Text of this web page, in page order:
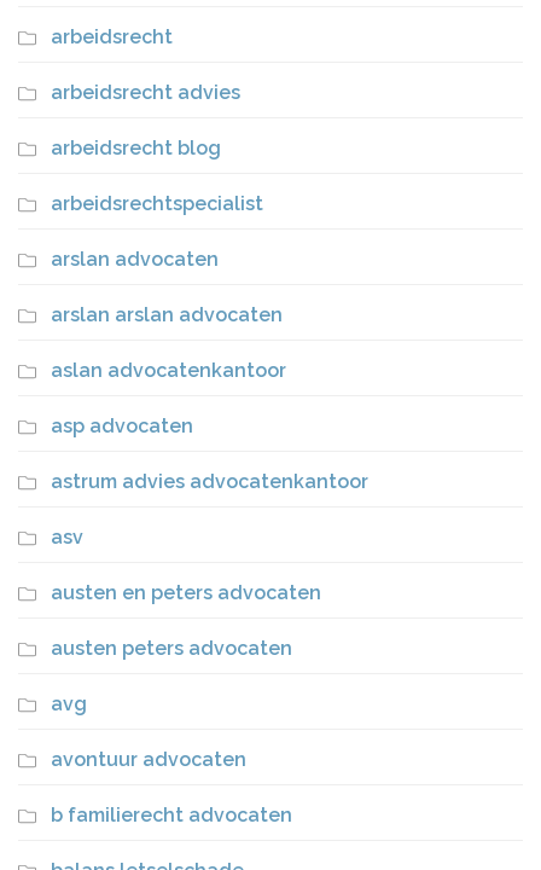
arbeidsrecht
arbeidsrecht advies
arbeidsrecht blog
arbeidsrechtspecialist
arslan advocaten
arslan arslan advocaten
aslan advocatenkantoor
asp advocaten
astrum advies advocatenkantoor
asv
austen en peters advocaten
austen peters advocaten
avg
avontuur advocaten
b familierecht advocaten